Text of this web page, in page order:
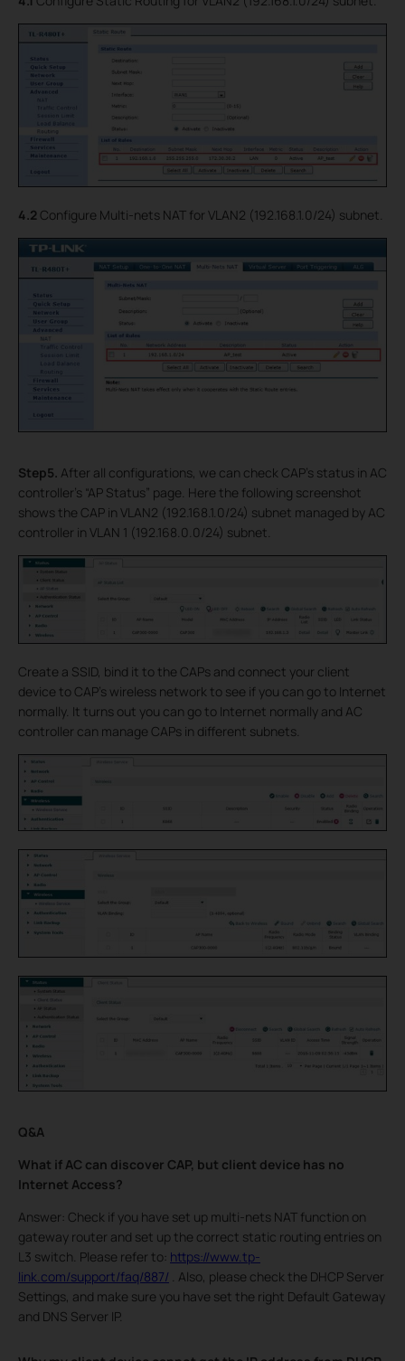
4.2 Configure Multi-nets NAT for VLAN2 (192.168.1.0/24) subnet.
Step5. After all configurations, we can check CAP’s status in AC
controller’s “AP Status” page. Here the following screenshot
shows the CAP in VLAN2 (192.168.1.0/24) subnet managed by AC
controller in VLAN 1 (192.168.0.0/24) subnet.
Create a SSID, bind it to the CAPs and connect your client
device to CAP’s wireless network to see if you can go to Internet
normally. It turns out you can go to Internet normally and AC
controller can manage CAPs in different subnets.
Q&A
What if AC can discover CAP, but client device has no
Internet Access?
Answer: Check if you have set up multi-nets NAT function on
gateway router and set up the correct static routing entries on
L3 switch. Please refer to: https://www.tp-
link.com/support/faq/887/ . Also, please check the DHCP Server
Settings, and make sure you have set the right Default Gateway
and DNS Server IP.